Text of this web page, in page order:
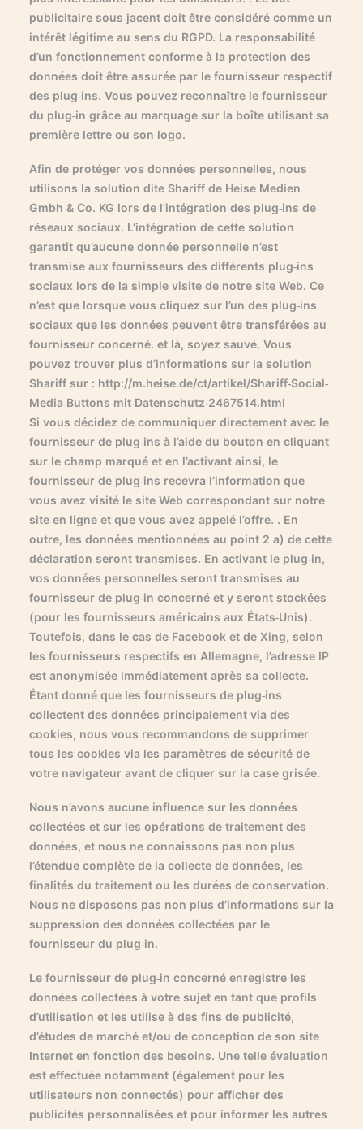
publicitaire sous-jacent doit être considéré comme un
intérêt légitime au sens du RGPD. La responsabilité
d’un fonctionnement conforme à la protection des
données doit être assurée par le fournisseur respectif
des plug-ins. Vous pouvez reconnaître le fournisseur
du plug-in grâce au marquage sur la boîte utilisant sa
première lettre ou son logo.
Afin de protéger vos données personnelles, nous
utilisons la solution dite Shariff de Heise Medien
Gmbh & Co. KG lors de l’intégration des plug-ins de
réseaux sociaux. L’intégration de cette solution
garantit qu’aucune donnée personnelle n’est
transmise aux fournisseurs des différents plug-ins
sociaux lors de la simple visite de notre site Web. Ce
n’est que lorsque vous cliquez sur l’un des plug-ins
sociaux que les données peuvent être transférées au
fournisseur concerné. et là, soyez sauvé. Vous
pouvez trouver plus d’informations sur la solution
Shariff sur : http://m.heise.de/ct/artikel/Shariff-Social-
Media-Buttons-mit-Datenschutz-2467514.html
Si vous décidez de communiquer directement avec le
fournisseur de plug-ins à l’aide du bouton en cliquant
sur le champ marqué et en l’activant ainsi, le
fournisseur de plug-ins recevra l’information que
vous avez visité le site Web correspondant sur notre
site en ligne et que vous avez appelé l’offre. . En
outre, les données mentionnées au point 2 a) de cette
déclaration seront transmises. En activant le plug-in,
vos données personnelles seront transmises au
fournisseur de plug-in concerné et y seront stockées
(pour les fournisseurs américains aux États-Unis).
Toutefois, dans le cas de Facebook et de Xing, selon
les fournisseurs respectifs en Allemagne, l’adresse IP
est anonymisée immédiatement après sa collecte.
Étant donné que les fournisseurs de plug-ins
collectent des données principalement via des
cookies, nous vous recommandons de supprimer
tous les cookies via les paramètres de sécurité de
votre navigateur avant de cliquer sur la case grisée.
Nous n’avons aucune influence sur les données
collectées et sur les opérations de traitement des
données, et nous ne connaissons pas non plus
l’étendue complète de la collecte de données, les
finalités du traitement ou les durées de conservation.
Nous ne disposons pas non plus d’informations sur la
suppression des données collectées par le
fournisseur du plug-in.
Le fournisseur de plug-in concerné enregistre les
données collectées à votre sujet en tant que profils
d’utilisation et les utilise à des fins de publicité,
d’études de marché et/ou de conception de son site
Internet en fonction des besoins. Une telle évaluation
est effectuée notamment (également pour les
utilisateurs non connectés) pour afficher des
publicités personnalisées et pour informer les autres